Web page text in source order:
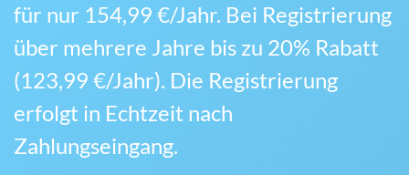
für nur 154,99 €/Jahr. Bei Registrierung
über mehrere Jahre bis zu 20% Rabatt
(123,99 €/Jahr). Die Registrierung
erfolgt in Echtzeit nach
Zahlungseingang.